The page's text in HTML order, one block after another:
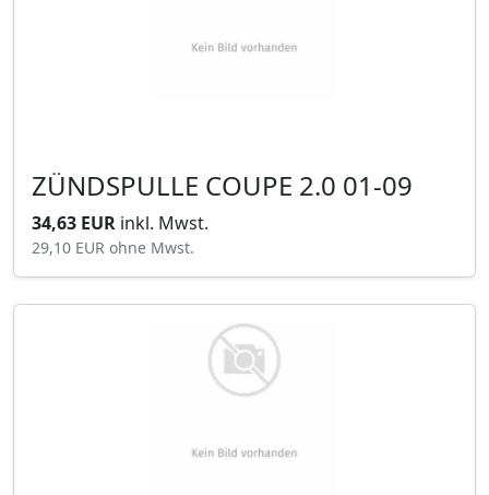
ZÜNDSPULLE COUPE 2.0 01-09
34,63 EUR inkl. Mwst.
29,10 EUR ohne Mwst.